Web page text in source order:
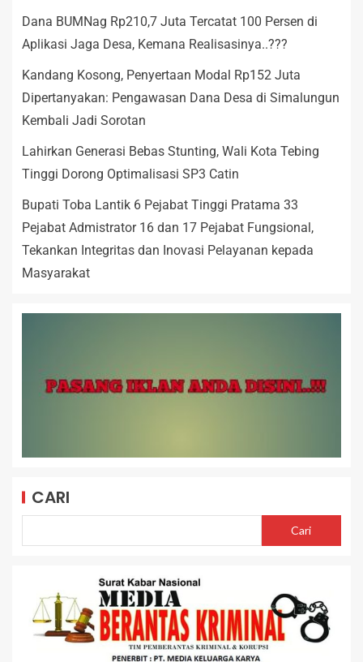
Dana BUMNag Rp210,7 Juta Tercatat 100 Persen di
Aplikasi Jaga Desa, Kemana Realisasinya..???
Kandang Kosong, Penyertaan Modal Rp152 Juta
Dipertanyakan: Pengawasan Dana Desa di Simalungun
Kembali Jadi Sorotan
Lahirkan Generasi Bebas Stunting, Wali Kota Tebing
Tinggi Dorong Optimalisasi SP3 Catin
Bupati Toba Lantik 6 Pejabat Tinggi Pratama 33
Pejabat Admistrator 16 dan 17 Pejabat Fungsional,
Tekankan Integritas dan Inovasi Pelayanan kepada
Masyarakat
CARI
Cari